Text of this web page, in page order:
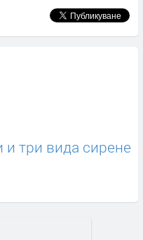
три вида сирене